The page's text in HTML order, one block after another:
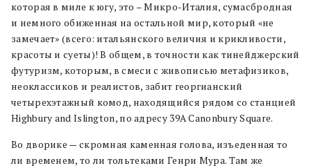
которая в миле к югу, это – Микро-Италия, сумасбродная
и немного обиженная на остальной мир, который «не
замечает» (всего: итальянского величия и крикливости,
красоты и суеты)! В общем, в точности как тинейджерский
футуризм, которым, в смеси с живописью метафизиков,
неоклассиков и реалистов, забит георгианский
четырехэтажный комод, находящийся рядом со станцией
Highbury and Islington, по адресу 39A Canonbury Square.
Во дворике — скромная каменная голова, изъеденная то
ли временем, то ли тольтеками Генри Мура. Там же